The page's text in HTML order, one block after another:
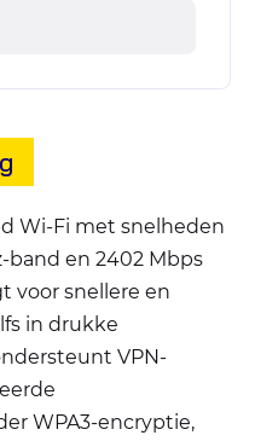
Wi-Fi met snelheden
band en 2402 Mbps
voor snellere en
in drukke
VPN-
WPA3-encryptie,